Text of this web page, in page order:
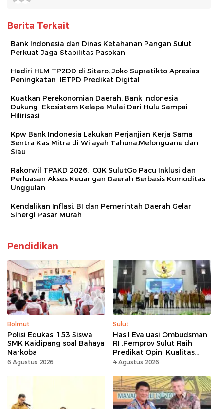
Berita Terkait
Bank Indonesia dan Dinas Ketahanan Pangan Sulut
Perkuat Jaga Stabilitas Pasokan
Hadiri HLM TP2DD di Sitaro, Joko Supratikto Apresiasi
Peningkatan IETPD Predikat Digital
Kuatkan Perekonomian Daerah, Bank Indonesia
Dukung Ekosistem Kelapa Mulai Dari Hulu Sampai
Hilirisasi
Kpw Bank Indonesia Lakukan Perjanjian Kerja Sama
Sentra Kas Mitra di Wilayah Tahuna,Melonguane dan
Siau
Rakorwil TPAKD 2026, OJK SulutGo Pacu Inklusi dan
Perluasan Akses Keuangan Daerah Berbasis Komoditas
Unggulan
Kendalikan Inflasi, BI dan Pemerintah Daerah Gelar
Sinergi Pasar Murah
Pendidikan
Bolmut
Polisi Edukasi 153 Siswa
SMK Kaidipang soal Bahaya
Narkoba
6 Agustus 2026
Sulut
Hasil Evaluasi Ombudsman
RI ,Pemprov Sulut Raih
Predikat Opini Kualitas
Tinggi Tanpa
4 Agustus 2026